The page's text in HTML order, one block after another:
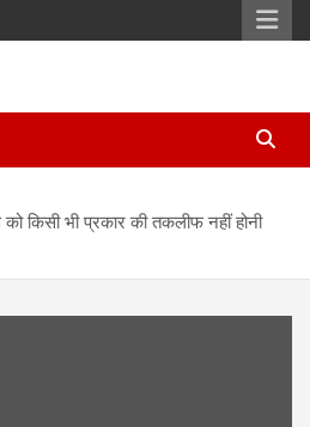
किसी भी प्रकार की तकलीफ नहीं होनी